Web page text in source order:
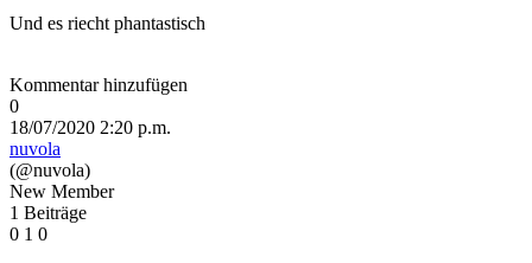
Und es riecht phantastisch
Kommentar hinzufügen
0
18/07/2020 2:20 p.m.
nuvola
(@nuvola)
New Member
1 Beiträge
0 1 0